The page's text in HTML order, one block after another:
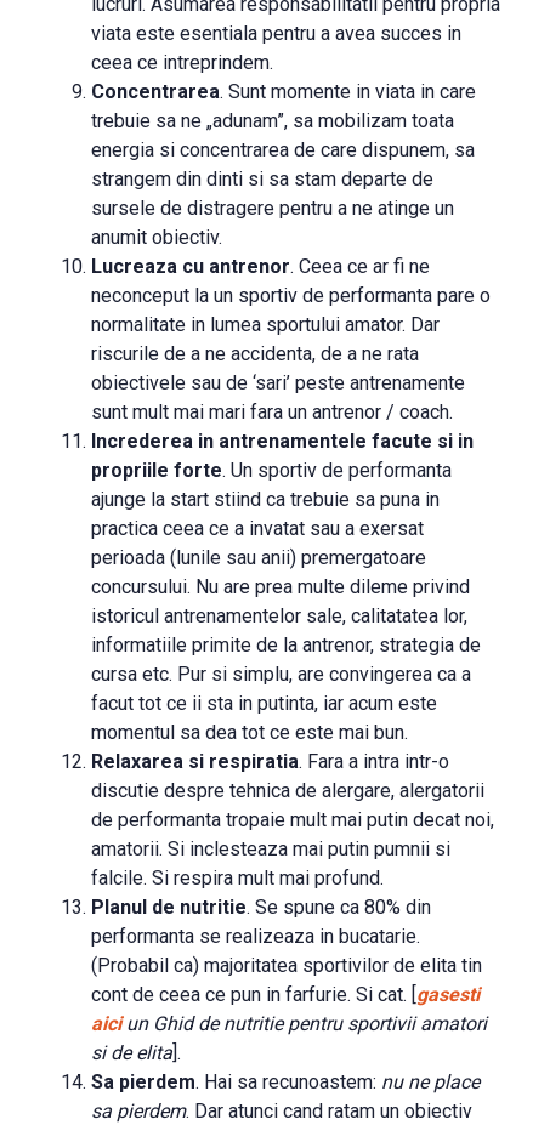
viata este esentiala pentru a avea succes in
ceea ce intreprindem.
Concentrarea. Sunt momente in viata in care
trebuie sa ne „adunam”, sa mobilizam toata
energia si concentrarea de care dispunem, sa
strangem din dinti si sa stam departe de
sursele de distragere pentru a ne atinge un
anumit obiectiv.
Lucreaza cu antrenor. Ceea ce ar fi ne
neconceput la un sportiv de performanta pare o
normalitate in lumea sportului amator. Dar
riscurile de a ne accidenta, de a ne rata
obiectivele sau de ‘sari’ peste antrenamente
sunt mult mai mari fara un antrenor / coach.
Increderea in antrenamentele facute si in
propriile forte. Un sportiv de performanta
ajunge la start stiind ca trebuie sa puna in
practica ceea ce a invatat sau a exersat
perioada (lunile sau anii) premergatoare
concursului. Nu are prea multe dileme privind
istoricul antrenamentelor sale, calitatatea lor,
informatiile primite de la antrenor, strategia de
cursa etc. Pur si simplu, are convingerea ca a
facut tot ce ii sta in putinta, iar acum este
momentul sa dea tot ce este mai bun.
Relaxarea si respiratia. Fara a intra intr-o
discutie despre tehnica de alergare, alergatorii
de performanta tropaie mult mai putin decat noi,
amatorii. Si inclesteaza mai putin pumnii si
falcile. Si respira mult mai profund.
Planul de nutritie. Se spune ca 80% din
performanta se realizeaza in bucatarie.
(Probabil ca) majoritatea sportivilor de elita tin
cont de ceea ce pun in farfurie. Si cat. [gasesti
aiciun Ghid de nutritie pentru sportivii amatori
si de elita].
Sa pierdem. Hai sa recunoastem: nu ne place
sa pierdem. Dar atunci cand ratam un obiectiv